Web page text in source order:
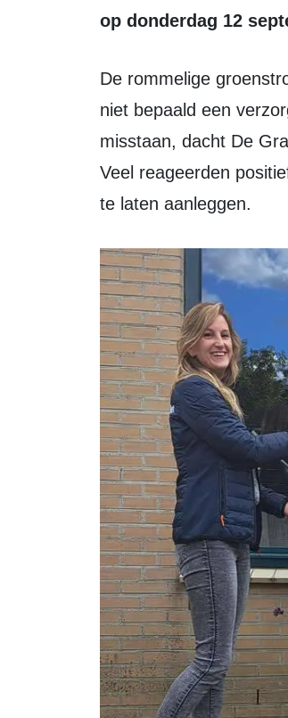
op donderdag 12
De rommelige groenstrookjes lagen er maar vergeten bij en gaven de straat nu
niet bepaald een
misstaan, dacht De
Veel reageerden
te laten aanleggen.